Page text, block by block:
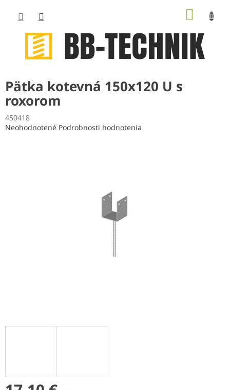
obsah
Pätka kotevná 150x120 U s
roxorom
450418
Priemerné
Neohodnotené Podrobnosti hodnotenia